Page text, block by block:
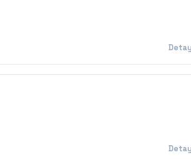
Detay
Detay